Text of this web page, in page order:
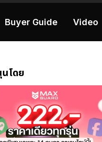
Buyer Guide Video
โดย